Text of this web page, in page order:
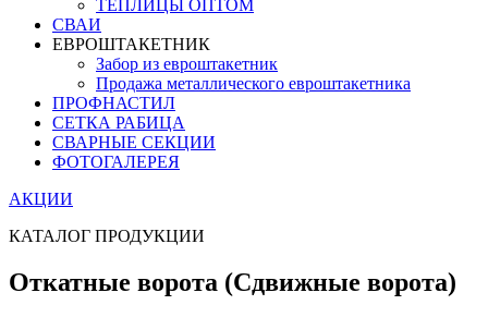
ТЕПЛИЦЫ ОПТОМ
СВАИ
ЕВРОШТАКЕТНИК
Забор из евроштакетник
Продажа металлического евроштакетника
ПРОФНАСТИЛ
СЕТКА РАБИЦА
СВАРНЫЕ СЕКЦИИ
ФОТОГАЛЕРЕЯ
АКЦИИ
КАТАЛОГ ПРОДУКЦИИ
Откатные ворота (Сдвижные ворота)